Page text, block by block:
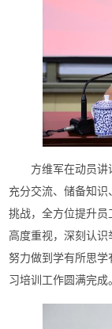
方维军在动员讲
充分交流、储备知
挑战，全方位提升
高度重视，深刻认识
努力做到学有所思
习培训工作圆满完成